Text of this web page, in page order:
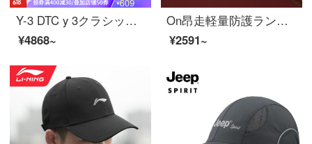
Y-3 DTC y 3クラシックサーキュラーキャップカップル用サンバイザー31 GJ 8284黒NS
¥4868~
On昂走軽量防護ランニング帽男女通用Lightweight Cap Orangeオレンジ
¥2591~